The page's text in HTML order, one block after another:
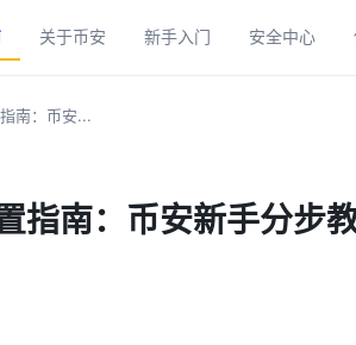
关于币安 新手入门 安全中心
南：币安...
指南：币安新手分步